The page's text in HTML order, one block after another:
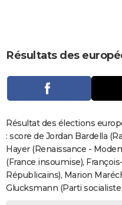
CARTE DE VOEUX
Carte de Noël
Carte Bonne année
Carte Saint-Valentin
Carte Pâques
Carte d'anniversaire
DICTIONNAIRE
Dictionnaire
Biographies
Citations
Expressions
Proverbes
PROGRAMME TV
COPAINS D'AVANT
S'inscrire
Se connecter
Lycées
Collèges
Primaires
Universités
Entreprises
Service militaire
Avis de recherche
AVIS DE DÉCÈS
FORUM
Résultats des
Résultat des élections
: score de Jordan Bardella
Hayer (Renaissance -
(France insoumise),
Républicains), Marion
Glucksmann (Parti socialiste